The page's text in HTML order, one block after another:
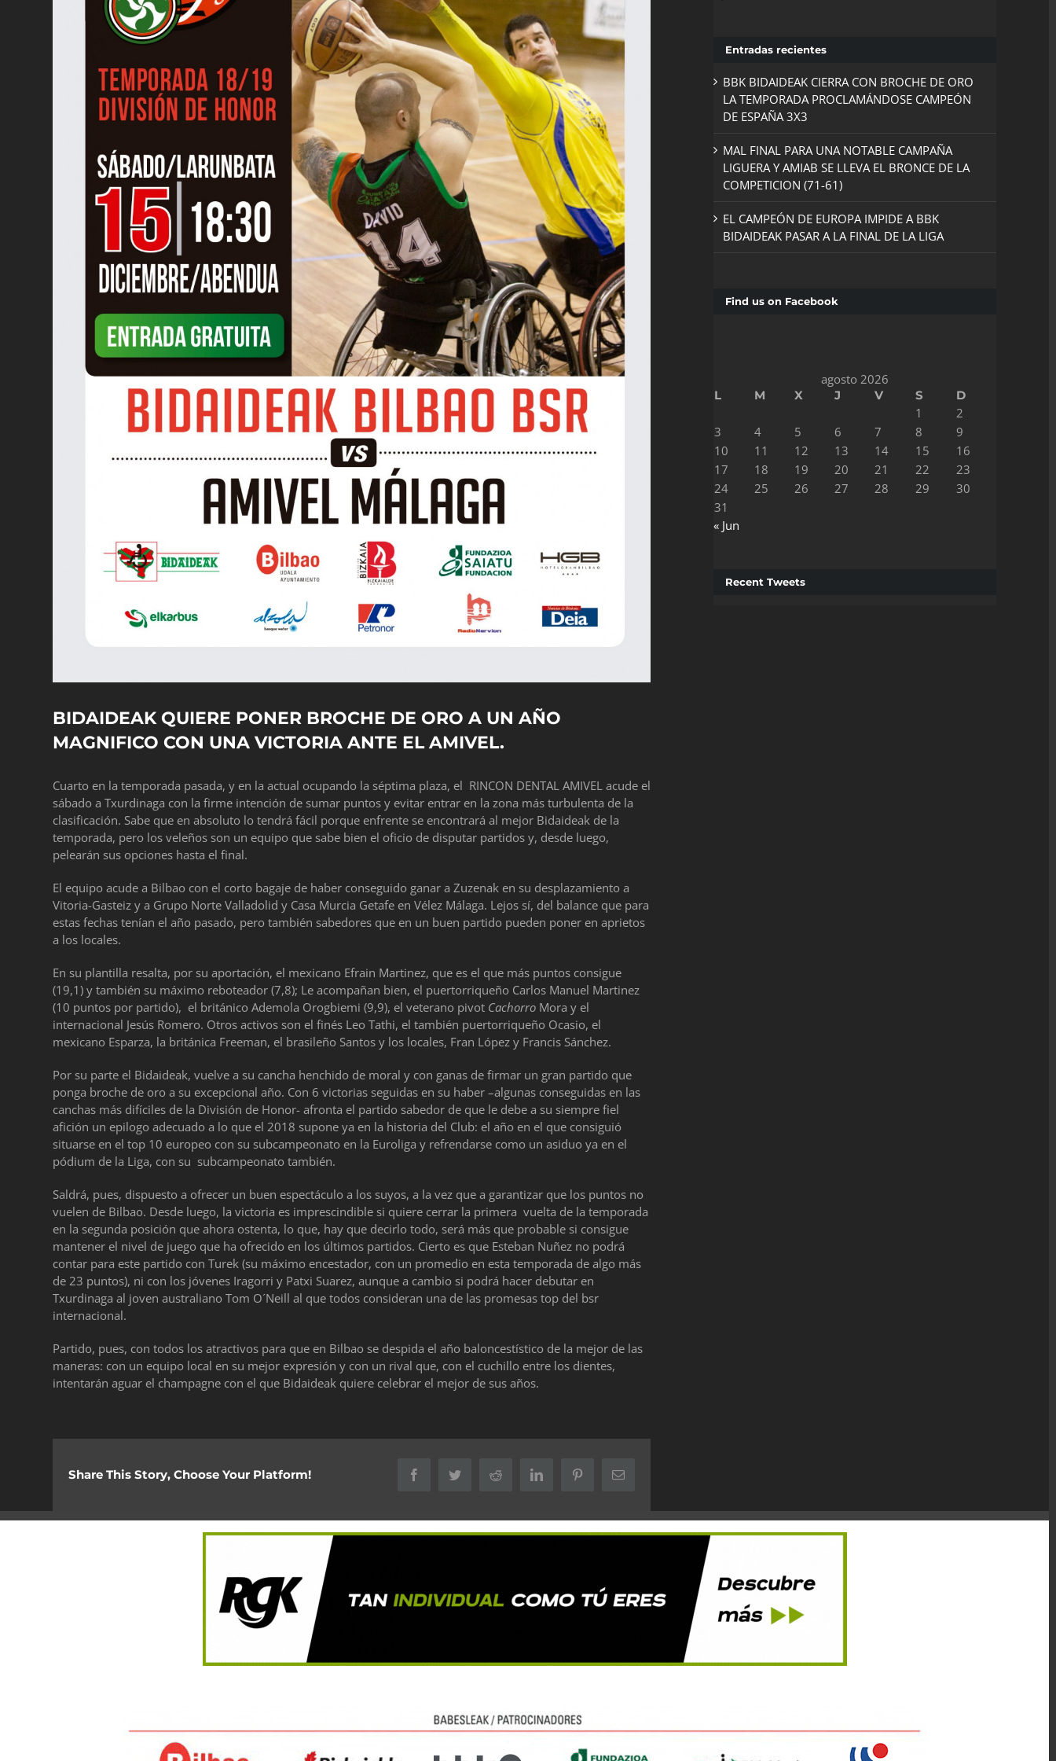
BIDAIDEAK QUIERE PONER BROCHE DE ORO A UN AÑO
MAGNIFICO CON UNA VICTORIA ANTE EL AMIVEL.
Cuarto en la temporada pasada, y en la actual ocupando la séptima plaza, el RINCON DENTAL AMIVEL acude el
sábado a Txurdinaga con la firme intención de sumar puntos y evitar entrar en la zona más turbulenta de la
clasificación. Sabe que en absoluto lo tendrá fácil porque enfrente se encontrará al mejor Bidaideak de la
temporada, pero los veleños son un equipo que sabe bien el oficio de disputar partidos y, desde luego,
pelearán sus opciones hasta el final.
El equipo acude a Bilbao con el corto bagaje de haber conseguido ganar a Zuzenak en su desplazamiento a
Vitoria-Gasteiz y a Grupo Norte Valladolid y Casa Murcia Getafe en Vélez Málaga. Lejos sí, del balance que para
estas fechas tenían el año pasado, pero también sabedores que en un buen partido pueden poner en aprietos
a los locales.
En su plantilla resalta, por su aportación, el mexicano Efrain Martinez, que es el que más puntos consigue
(19,1) y también su máximo reboteador (7,8); Le acompañan bien, el puertorriqueño Carlos Manuel Martinez
(10 puntos por partido), el británico Ademola Orogbiemi (9,9), el veterano pivotCachorroMora y el
internacional Jesús Romero. Otros activos son el finés Leo Tathi, el también puertorriqueño Ocasio, el
mexicano Esparza, la británica Freeman, el brasileño Santos y los locales, Fran López y Francis Sánchez.
Por su parte el Bidaideak, vuelve a su cancha henchido de moral y con ganas de firmar un gran partido que
ponga broche de oro a su excepcional año. Con 6 victorias seguidas en su haber –algunas conseguidas en las
canchas más difíciles de la División de Honor- afronta el partido sabedor de que le debe a su siempre fiel
afición un epilogo adecuado a lo que el 2018 supone ya en la historia del Club: el año en el que consiguió
situarse en el top 10 europeo con su subcampeonato en la Euroliga y refrendarse como un asiduo ya en el
pódium de la Liga, con su subcampeonato también.
Saldrá, pues, dispuesto a ofrecer un buen espectáculo a los suyos, a la vez que a garantizar que los puntos no
vuelen de Bilbao. Desde luego, la victoria es imprescindible si quiere cerrar la primera vuelta de la temporada
en la segunda posición que ahora ostenta, lo que, hay que decirlo todo, será más que probable si consigue
mantener el nivel de juego que ha ofrecido en los últimos partidos. Cierto es que Esteban Nuñez no podrá
contar para este partido con Turek (su máximo encestador, con un promedio en esta temporada de algo más
de 23 puntos), ni con los jóvenes Iragorri y Patxi Suarez, aunque a cambio si podrá hacer debutar en
Txurdinaga al joven australiano Tom O´Neill al que todos consideran una de las promesas top del bsr
internacional.
Partido, pues, con todos los atractivos para que en Bilbao se despida el año baloncestístico de la mejor de las
maneras: con un equipo local en su mejor expresión y con un rival que, con el cuchillo entre los dientes,
intentarán aguar el champagne con el que Bidaideak quiere celebrar el mejor de sus años.
Share This Story, Choose Your Platform! FacebookTwitter Reddit LinkedIn PinterestCorreo
Entradas recientes
BBK BIDAIDEAK CIERRA CON BROCHE DE ORO
LA TEMPORADA PROCLAMÁNDOSE CAMPEÓN
DE ESPAÑA 3X3
MAL FINAL PARA UNA NOTABLE CAMPAÑA
LIGUERA Y AMIAB SE LLEVA EL BRONCE DE LA
COMPETICION (71-61)
EL CAMPEÓN DE EUROPA IMPIDE A BBK
BIDAIDEAK PASAR A LA FINAL DE LA LIGA
Find us on Facebook
agosto 2026
L M X J V S D
1
2
3
4 5 6 7 8
9
10
11 12 13 14 15
16
17
18 19 20 21 22
23
24
25 26 27 28 29
30
31
« Jun
Recent Tweets